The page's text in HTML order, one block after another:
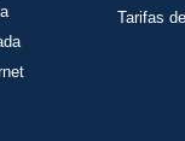
Tarifas